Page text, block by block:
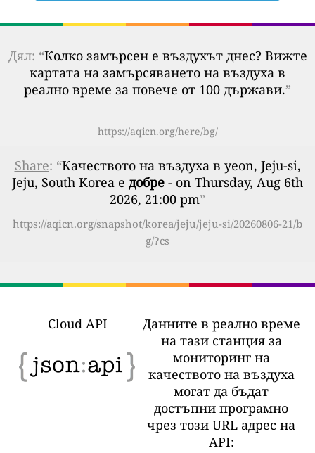
Дял: “Колко замърсен е въздухът днес? Вижте
картата на замърсяването на въздуха в
реално време за повече от 100 държави.”
https://aqicn.org/here/bg/
Share: “Качеството на въздуха в yeon, Jeju-si,
Jeju, South Korea е добре - on Thursday, Aug 6th
2026, 21:00 pm”
https://aqicn.org/snapshot/korea/jeju/jeju-si/20260806-21/b
g/?cs
Cloud API
Данните в реално време
на тази станция за
мониторинг на
качеството на въздуха
могат да бъдат
достъпни програмно
чрез този URL адрес на
API: